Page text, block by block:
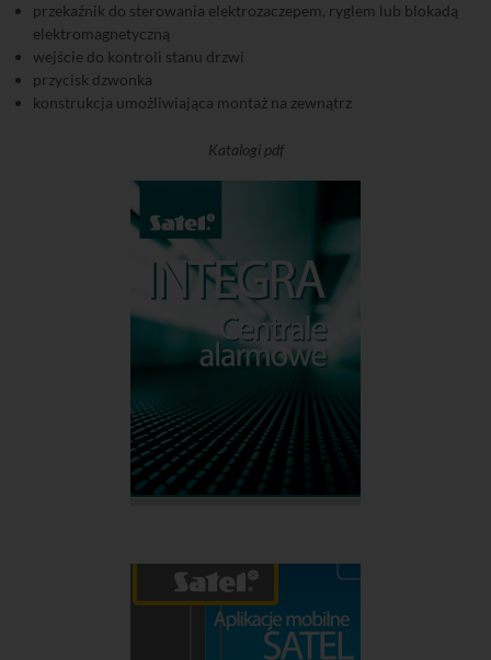
przekaźnik do sterowania elektrozaczepem, ryglem lub blokadą
elektromagnetyczną
wejście do kontroli stanu drzwi
przycisk dzwonka
konstrukcja umożliwiająca montaż na zewnątrz
Katalogi pdf